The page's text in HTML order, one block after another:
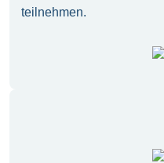
teilnehmen.